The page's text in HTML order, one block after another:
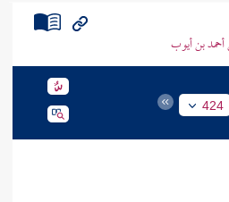
أحمد بن أيوب
424